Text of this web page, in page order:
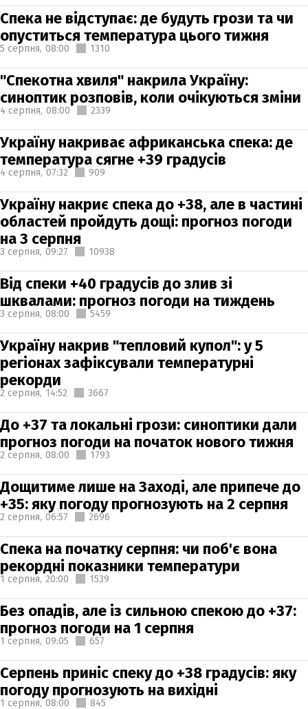
Спека не відступає: де будуть грози та чи
опуститься температура цього тижня
5 серпня, 08:00 1310
"Спекотна хвиля" накрила Україну:
синоптик розповів, коли очікуються зміни
4 серпня, 08:00 2339
Україну накриває африканська спека: де
температура сягне +39 градусів
4 серпня, 07:32 909
Україну накриє спека до +38, але в частині
областей пройдуть дощі: прогноз погоди
на 3 серпня
3 серпня, 09:27 10938
Від спеки +40 градусів до злив зі
шквалами: прогноз погоди на тиждень
3 серпня, 08:00 5459
Україну накрив "тепловий купол": у 5
регіонах зафіксували температурні
рекорди
2 серпня, 14:52 3667
До +37 та локальні грози: синоптики дали
прогноз погоди на початок нового тижня
2 серпня, 08:00 1793
Дощитиме лише на Заході, але припече до
+35: яку погоду прогнозують на 2 серпня
2 серпня, 06:57 2696
Спека на початку серпня: чи поб'є вона
рекордні показники температури
1 серпня, 20:00 1539
Без опадів, але із сильною спекою до +37:
прогноз погоди на 1 серпня
1 серпня, 09:05 657
Серпень приніс спеку до +38 градусів: яку
погоду прогнозують на вихідні
1 серпня, 08:00 845